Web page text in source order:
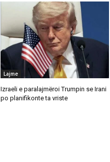
Lajme
Izraeli e paralajmëroi Trumpin se Irani
po planifikonte ta vriste